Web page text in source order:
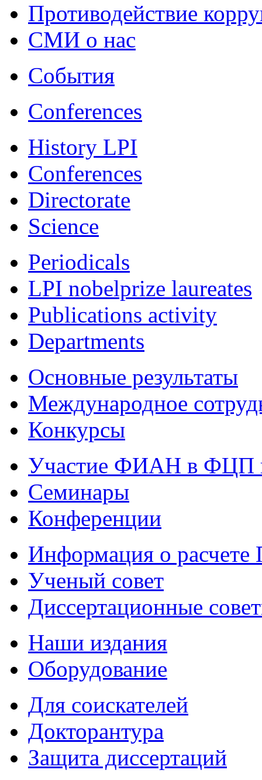
Противодействие
СМИ о нас
События
Conferences
History LPI
Conferences
Directorate
Science
Periodicals
LPI nobelprize laureates
Publications activity
Departments
Основные результаты
Международное
Конкурсы
Участие ФИАН в ФЦП
Семинары
Конференции
Информация о
Ученый совет
Диссертационные
Наши издания
Оборудование
Для соискателей
Докторантура
Защита диссертаций